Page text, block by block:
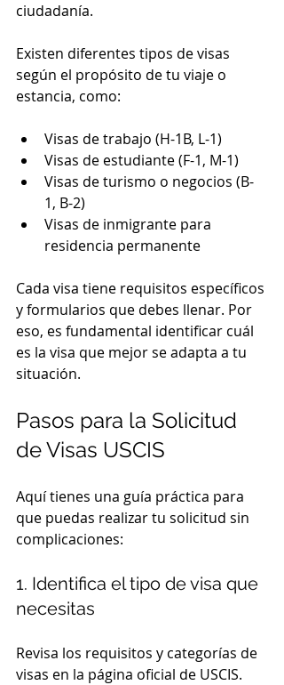
ciudadanía.
Existen diferentes tipos de visas
según el propósito de tu viaje o
estancia, como:
Visas de trabajo (H-1B, L-1)
Visas de estudiante (F-1, M-1)
Visas de turismo o negocios (B-
1, B-2)
Visas de inmigrante para
residencia permanente
Cada visa tiene requisitos específicos
y formularios que debes llenar. Por
eso, es fundamental identificar cuál
es la visa que mejor se adapta a tu
situación.
Pasos para la Solicitud
de Visas USCIS
Aquí tienes una guía práctica para
que puedas realizar tu solicitud sin
complicaciones:
1. Identifica el tipo de visa que
necesitas
Revisa los requisitos y categorías de
visas en la página oficial de USCIS.